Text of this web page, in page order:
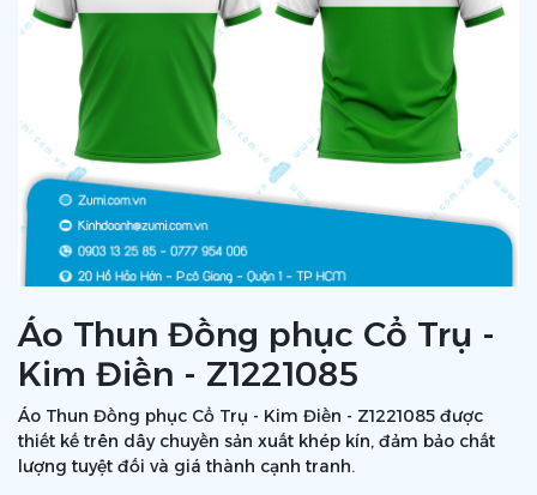
Áo Thun Đồng phục Cổ Trụ -
Kim Điền - Z1221085
Áo Thun Đồng phục Cổ Trụ - Kim Điền - Z1221085 được
thiết kế trên dây chuyền sản xuất khép kín, đảm bảo chất
lượng tuyệt đối và giá thành cạnh tranh.